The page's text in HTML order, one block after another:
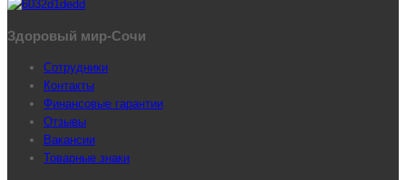
Здоровый мир-Сочи
Сотрудники
Контакты
Финансовые гарантии
Отзывы
Вакансии
Товарные знаки